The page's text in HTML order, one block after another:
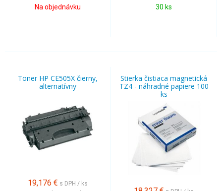
Na objednávku 30 ks
Toner HP CE505X čierny,
alternatívny
19,176 € s DPH / ks
Stierka čistiaca magnetická
TZ4 - náhradné papiere 100
ks